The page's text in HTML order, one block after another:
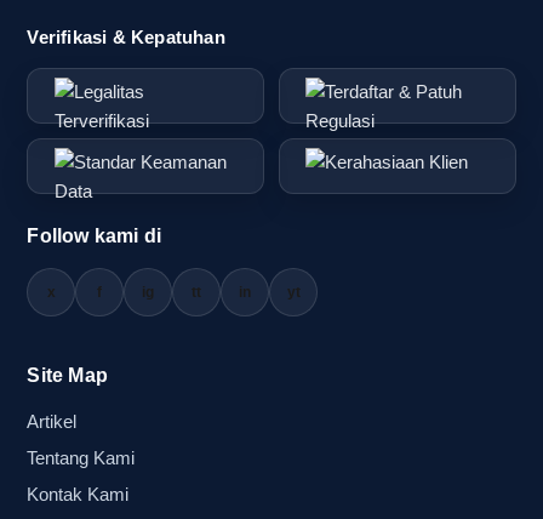
Verifikasi & Kepatuhan
Follow kami di
x f ig tt in yt
Site Map
Artikel
Tentang Kami
Kontak Kami